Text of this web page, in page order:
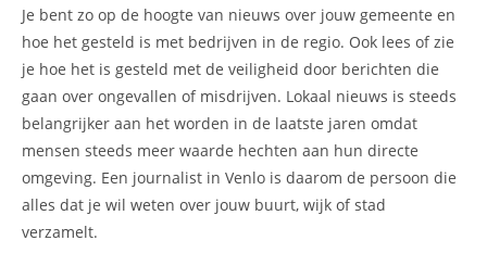
Je bent zo op de hoogte van nieuws over jouw gemeente en
hoe het gesteld is met bedrijven in de regio. Ook lees of zie
je hoe het is gesteld met de veiligheid door berichten die
gaan over ongevallen of misdrijven. Lokaal nieuws is steeds
belangrijker aan het worden in de laatste jaren omdat
mensen steeds meer waarde hechten aan hun directe
omgeving. Een journalist in Venlo is daarom de persoon die
alles dat je wil weten over jouw buurt, wijk of stad
verzamelt.